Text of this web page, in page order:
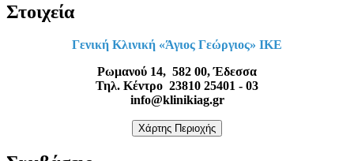
Στοιχεία
Γενική Κλινική «Άγιος Γεώργιος» ΙΚΕ
Ρωμανού 14, 582 00, Έδεσσα
Τηλ. Κέντρο 23810 25401 - 03
info@klinikiag.gr
Χάρτης Περιοχής